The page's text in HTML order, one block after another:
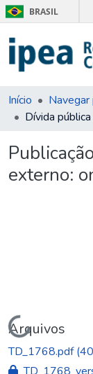
BRASIL
Início
externo:
Carregando...
Arquivos
TD_1768.pdf